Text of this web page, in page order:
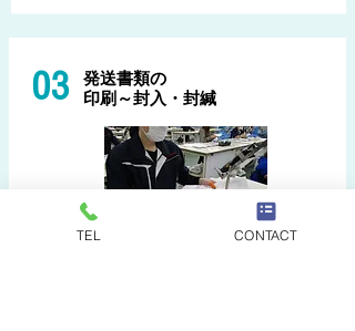
03
発送書類の
印刷～封入・封緘
TEL CONTACT